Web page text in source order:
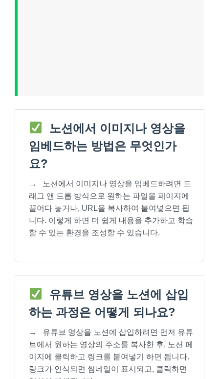
노션에서 이미지나 영상을
임베드하는 방법은 무엇인가
요?
→
노션에서 이미지나 영상을 임베드하려면 드
래그 앤 드롭 방식으로 원하는 파일을 페이지에
끌어다 놓거나, URL을 복사하여 붙여넣으면 됩
니다. 이렇게 하면 더 쉽게 내용을 추가하고 학습
할 수 있는 환경을 조성할 수 있습니다.
유튜브 영상을 노션에 삽입
하는 과정은 어떻게 되나요?
→
유튜브 영상을 노션에 삽입하려면 먼저 유튜
브에서 원하는 영상의 주소를 복사한 후, 노션 페
이지에 클릭하고 링크를 붙여넣기 하면 됩니다.
링크가 인식되면 썸네일이 표시되고, 클릭하면